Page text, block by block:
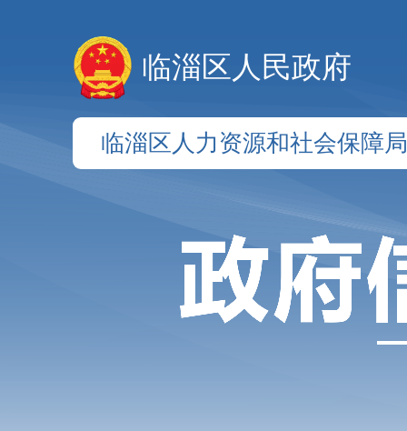
临淄区人民政府
临淄区人力资源和社会保障局